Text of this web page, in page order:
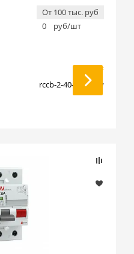
От 100 тыс. руб
0
руб/шт
EKF
rccb-2-40-500-g-av